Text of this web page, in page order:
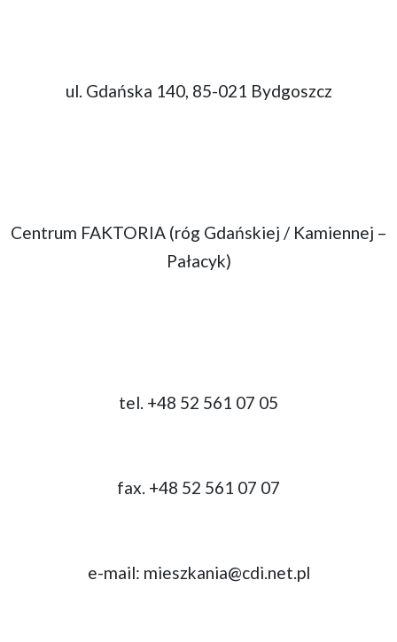
ul. Gdańska 140, 85-021 Bydgoszcz
Centrum FAKTORIA (róg Gdańskiej / Kamiennej –
Pałacyk)
tel. +48 52 561 07 05
fax. +48 52 561 07 07
e-mail: mieszkania@cdi.net.pl